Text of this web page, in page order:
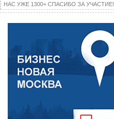
НАС УЖЕ 1300+ СПАСИБО ЗА УЧАСТИЕ!